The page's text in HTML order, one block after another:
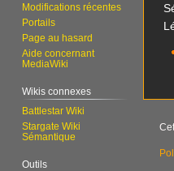
r
e
Modifications récentes
Portails
Page au hasard
Aide concernant
MediaWiki
Wikis connexes
Battlestar Wiki
Stargate Wiki
Sémantique
Outils